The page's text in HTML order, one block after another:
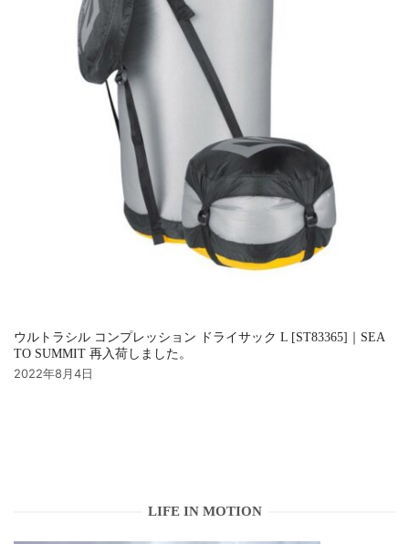
ウルトラシル コンプレッション ドライサック L [ST83365]｜SEA
TO SUMMIT 再入荷しました。
2022年8月4日
LIFE IN MOTION